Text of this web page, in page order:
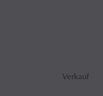
Verkauf